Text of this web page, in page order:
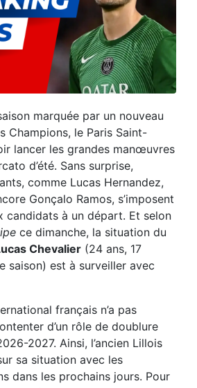
marquée par un nouveau
Champions, le Paris Saint-
lancer les grandes manœuvres
d’été. Sans surprise,
comme Lucas Hernandez,
Gonçalo Ramos, s’imposent
candidats à un départ. Et selon
ce dimanche, la situation du
Chevalier (24 ans, 17
saison) est à surveiller avec
français n’a pas
d’un rôle de doublure
2027. Ainsi, l’ancien Lillois
sa situation avec les
dans les prochains jours. Pour